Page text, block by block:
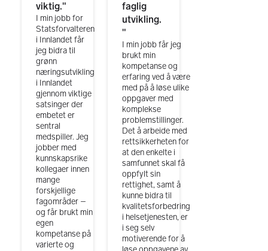
viktig."
I min jobb for
Statsforvalteren
i Innlandet får
jeg bidra til
grønn
næringsutvikling
i Innlandet
gjennom viktige
satsinger der
embetet er
sentral
medspiller. Jeg
jobber med
kunnskapsrike
kollegaer innen
mange
forskjellige
fagområder –
og får brukt min
egen
kompetanse på
varierte og
faglig
utvikling.
"
I min jobb får jeg
brukt min
kompetanse og
erfaring ved å være
med på å løse ulike
oppgaver med
komplekse
problemstillinger.
Det å arbeide med
rettsikkerheten for
at den enkelte i
samfunnet skal få
oppfylt sin
rettighet, samt å
kunne bidra til
kvalitetsforbedring
i helsetjenesten, er
i seg selv
motiverende for å